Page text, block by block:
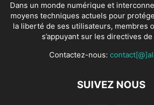
Dans un monde numérique et
moyens techniques actuels pour
la liberté de ses utilisateurs, membres
s’appuyant sur les directives de
Contactez-nous:
SUIVEZ NOUS